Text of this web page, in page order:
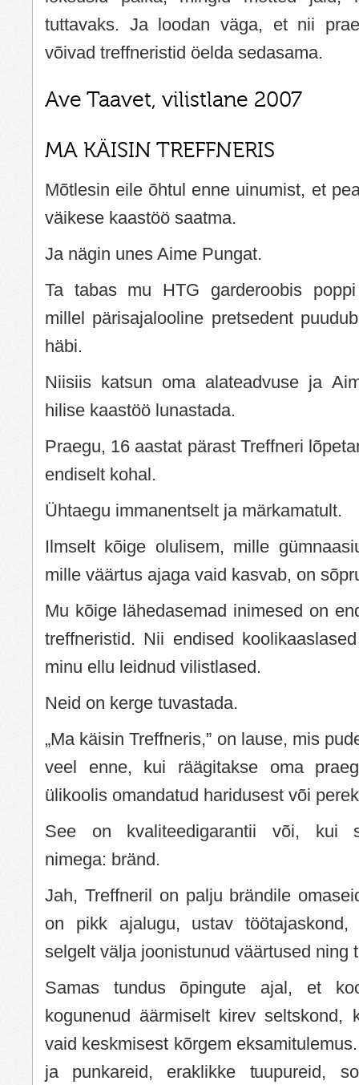
tuttavaks. Ja loodan väga, et nii
võivad treffneristid öelda sedasama.
Ave Taavet, vilistlane 2007
MA KÄISIN TREFFNERIS
Mõtlesin eile õhtul enne uinumist, et
väikese kaastöö saatma.
Ja nägin unes Aime Pungat.
Ta tabas mu HTG garderoobis
millel pärisajalooline pretsedent
häbi.
Niisiis katsun oma alateadvuse ja
hilise kaastöö lunastada.
Praegu, 16 aastat pärast Treffneri
endiselt kohal.
Ühtaegu immanentselt ja märkamatult.
Ilmselt kõige olulisem, mille
mille väärtus ajaga vaid kasvab, on
Mu kõige lähedasemad inimesed on
treffneristid. Nii endised
minu ellu leidnud vilistlased.
Neid on kerge tuvastada.
„Ma käisin Treffneris,” on lause, mis
veel enne, kui räägitakse oma
ülikoolis omandatud haridusest või
See on kvaliteedigarantii või, kui
nimega: bränd.
Jah, Treffneril on palju brändile
on pikk ajalugu, ustav töötajaskond,
selgelt välja joonistunud väärtused
Samas tundus õpingute ajal, et
kogunenud äärmiselt kirev seltskond,
vaid keskmisest kõrgem
ja punkareid, eraklikke tuupureid,